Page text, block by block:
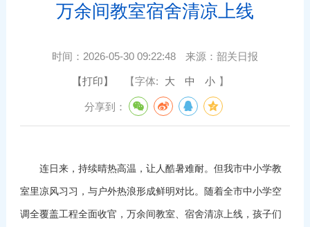
万余间教室宿舍清凉上线
时间： 2026-05-30 09:22:48 来源： 韶关日报
【打印】 【字体: 大 中 小 】
分享到：
连日来，持续晴热高温，让人酷暑难耐。但我市中小学教
室里凉风习习，与户外热浪形成鲜明对比。随着全市中小学空
调全覆盖工程全面收官，万余间教室、宿舍清凉上线，孩子们